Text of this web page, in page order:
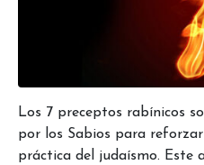
Los 7 preceptos rabínicos
por los Sabios para
práctica del judaísmo. Este